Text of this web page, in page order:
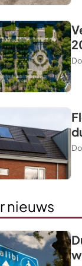
nieuws